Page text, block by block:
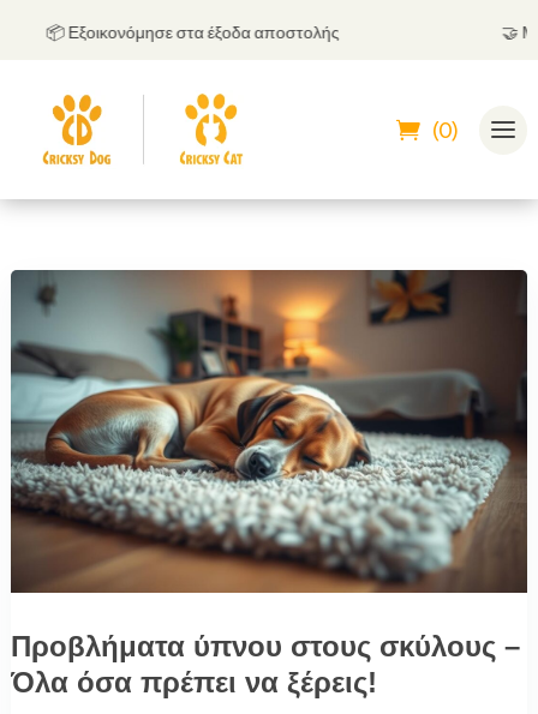
📦 Εξοικονόμησε στα έξοδα αποστολής
(0)
Προβλήματα ύπνου στους σκύλους –
Όλα όσα πρέπει να ξέρεις!